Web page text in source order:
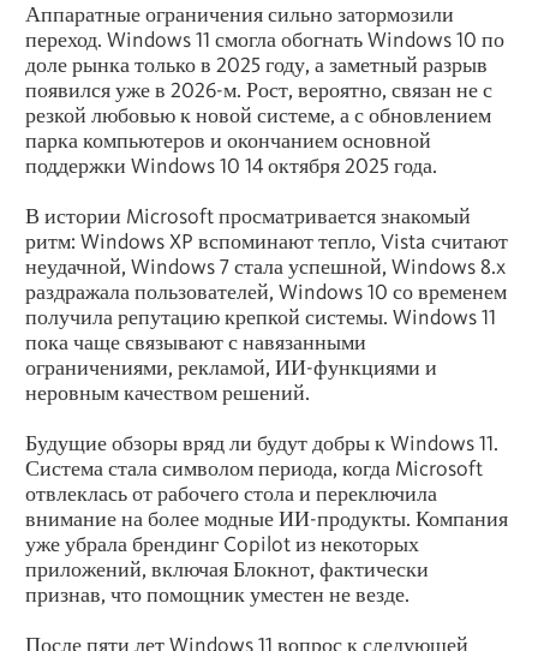
Аппаратные ограничения сильно затормозили
переход. Windows 11 смогла обогнать Windows 10 по
доле рынка только в 2025 году, а заметный разрыв
появился уже в 2026-м. Рост, вероятно, связан не с
резкой любовью к новой системе, а с обновлением
парка компьютеров и окончанием основной
поддержки Windows 10 14 октября 2025 года.
В истории Microsoft просматривается знакомый
ритм: Windows XP вспоминают тепло, Vista считают
неудачной, Windows 7 стала успешной, Windows 8.x
раздражала пользователей, Windows 10 со временем
получила репутацию крепкой системы. Windows 11
пока чаще связывают с навязанными
ограничениями, рекламой, ИИ-функциями и
неровным качеством решений.
Будущие обзоры вряд ли будут добры к Windows 11.
Система стала символом периода, когда Microsoft
отвлеклась от рабочего стола и переключила
внимание на более модные ИИ-продукты. Компания
уже убрала брендинг Copilot из некоторых
приложений, включая Блокнот, фактически
признав, что помощник уместен не везде.
После пяти лет Windows 11 вопрос к следующей